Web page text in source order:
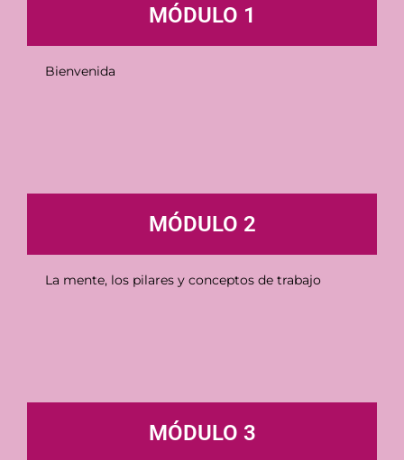
MÓDULO 1
Bienvenida
MÓDULO 2
La mente, los pilares y conceptos de trabajo
MÓDULO 3